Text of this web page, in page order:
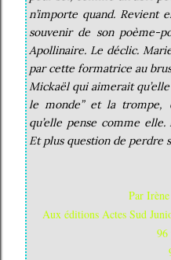
n’importe quand.
souvenir de son poème-
Apollinaire. Le déclic.
par cette formatrice au
Mickaël qui aimerait
le monde” et la trompe,
qu’elle pense comme
Et plus question de perdre
Par
Aux éditions Actes Sud
96